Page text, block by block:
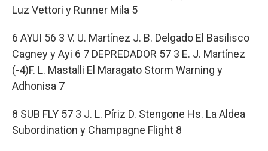
Luz Vettori y Runner Mila 5
6 AYUI 56 3 V. U. Martínez J. B. Delgado El Basilisco
Cagney y Ayi 6 7 DEPREDADOR 57 3 E. J. Martínez
(-4)F. L. Mastalli El Maragato Storm Warning y
Adhonisa 7
8 SUB FLY 57 3 J. L. Píriz D. Stengone Hs. La Aldea
Subordination y Champagne Flight 8